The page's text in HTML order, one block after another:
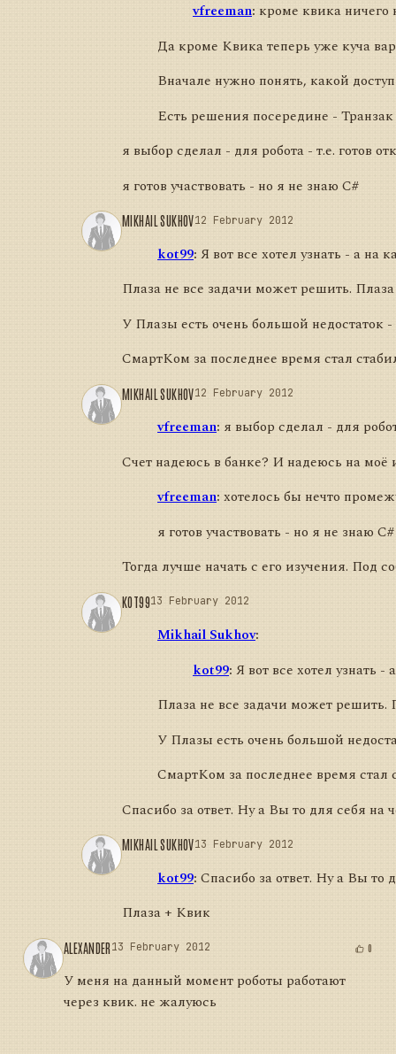
vfreeman: кроме квика ничего
Да кроме Квика теперь уже куча
Вначале нужно понять, какой
Есть решения посередине -
я выбор сделал - для робота - т.е. готов
я готов участвовать - но я не знаю C#
MIKHAIL SUKHOV12 February 2012
kot99: Я вот все хотел узнать - а на
Плаза не все задачи может решить.
У Плазы есть очень большой недостаток
СмартКом за последнее время стал
MIKHAIL SUKHOV12 February 2012
vfreeman: я выбор сделал - для
Счет надеюсь в банке? И надеюсь на
vfreeman: хотелось бы нечто
я готов участвовать - но я не знаю C#
Тогда лучше начать с его изучения. Под
KOT9913 February 2012
Mikhail Sukhov:
kot99: Я вот все хотел узнать
Плаза не все задачи может решить.
У Плазы есть очень большой
СмартКом за последнее время стал
Спасибо за ответ. Ну а Вы то для себя на
MIKHAIL SUKHOV13 February 2012
kot99: Спасибо за ответ. Ну а Вы то
Плаза + Квик
ALEXANDER13 February 2012 0
У меня на данный момент роботы работают
через квик. не жалуюсь